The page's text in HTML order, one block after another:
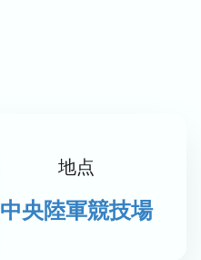
地点
中央陸軍競技場